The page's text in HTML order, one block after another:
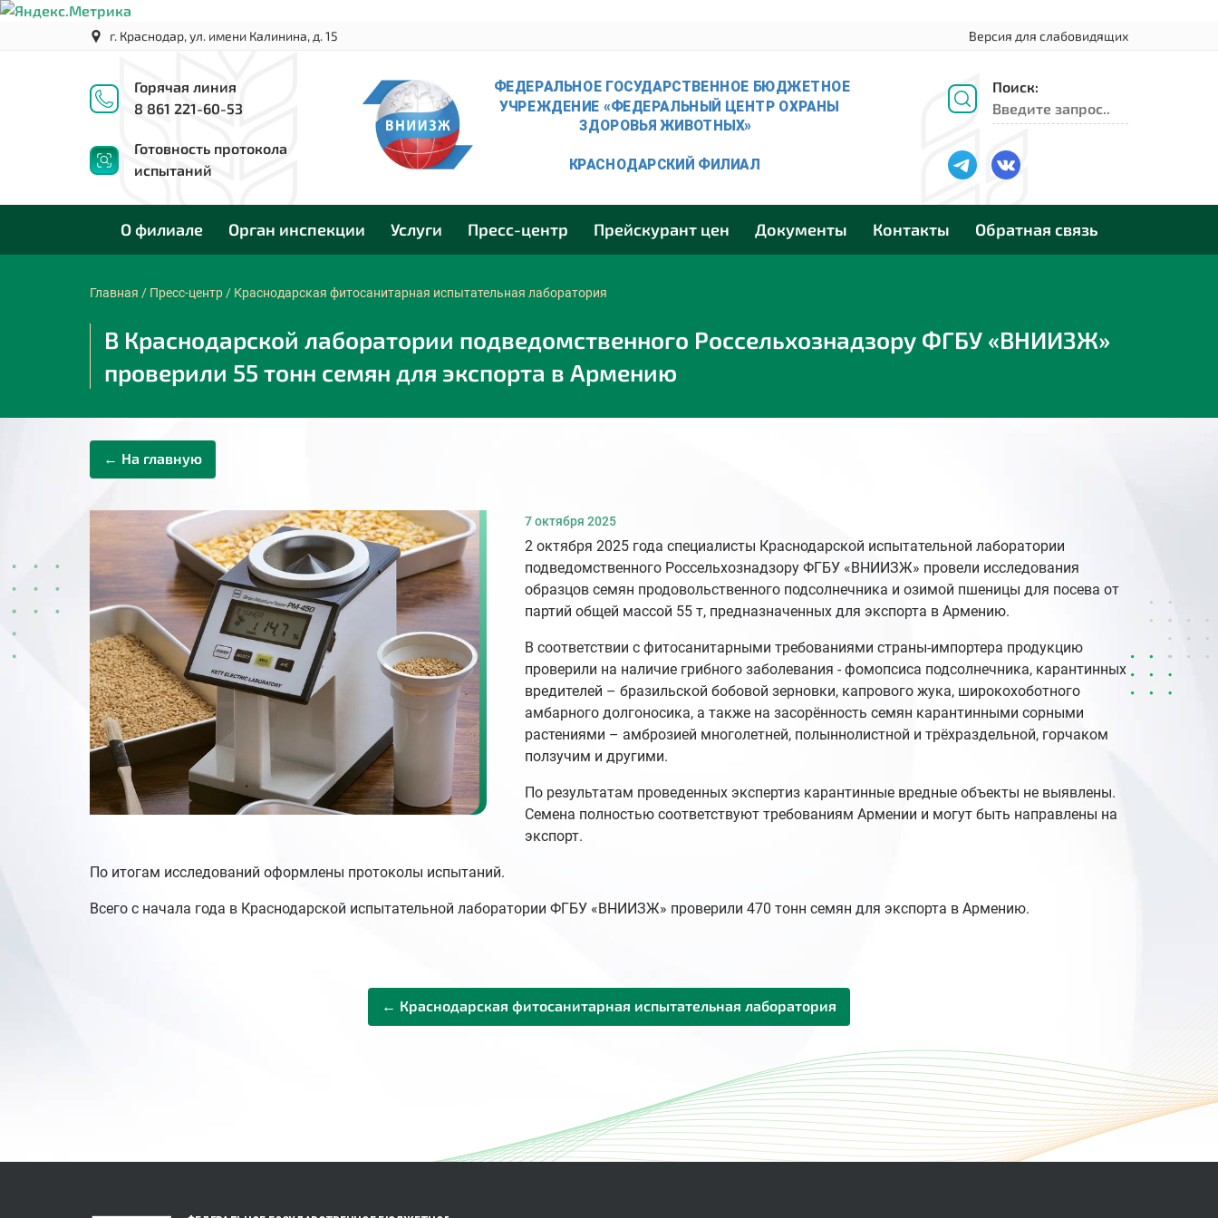
Версия для слабовидящих
г. Краснодар, ул. имени Калинина, д. 15
Горячая линия
8 861 221-60-53
Готовность протокола
испытаний
Поиск:
О филиале Орган инспекции Услуги Пресс-центр Прейскурант цен Документы Контакты Обратная связь
Главная / Пресс-центр / Краснодарская фитосанитарная испытательная лаборатория
В Краснодарской лаборатории подведомственного Россельхознадзору ФГБУ «ВНИИЗЖ»
проверили 55 тонн семян для экспорта в Армению
← На главную
7 октября 2025
2 октября 2025 года специалисты Краснодарской испытательной лаборатории
подведомственного Россельхознадзору ФГБУ «ВНИИЗЖ» провели исследования
образцов семян продовольственного подсолнечника и озимой пшеницы для посева от
партий общей массой 55 т, предназначенных для экспорта в Армению.
В соответствии с фитосанитарными требованиями страны-импортера продукцию
проверили на наличие грибного заболевания - фомопсиса подсолнечника, карантинных
вредителей – бразильской бобовой зерновки, капрового жука, широкохоботного
амбарного долгоносика, а также на засорённость семян карантинными сорными
растениями – амброзией многолетней, полыннолистной и трёхраздельной, горчаком
ползучим и другими.
По результатам проведенных экспертиз карантинные вредные объекты не выявлены.
Семена полностью соответствуют требованиям Армении и могут быть направлены на
экспорт.
По итогам исследований оформлены протоколы испытаний.
Всего с начала года в Краснодарской испытательной лаборатории ФГБУ «ВНИИЗЖ» проверили 470 тонн семян для экспорта в Армению.
← Краснодарская фитосанитарная испытательная лаборатория